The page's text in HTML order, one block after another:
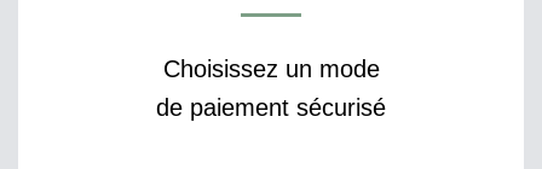
Choisissez un mode
de paiement sécurisé